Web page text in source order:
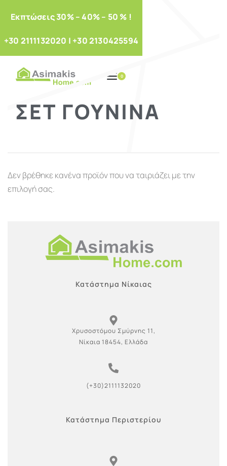
Eκπτώσεις 30% – 40% – 50 % !
+30 2111132020 | +30 2130425594
0
ΣΕΤ ΓΟΎΝΙΝΑ
Δεν βρέθηκε κανένα προϊόν που να ταιριάζει με την
επιλογή σας.
Κατάστημα Νίκαιας
Χρυσοστόμου Σμύρνης 11,
Νίκαια 18454, Ελλάδα
(+30)2111132020
Κατάστημα Περιστερίου